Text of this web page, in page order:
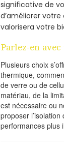
significative de
d’améliorer
valorisera votre
Parlez-en
Plusieurs choix
thermique,
de verre ou de
matériau, de la
est nécessaire ou
proposer
performances plus